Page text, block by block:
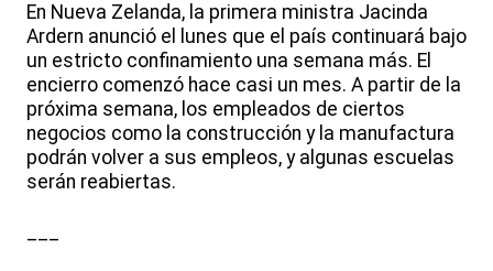
En Nueva Zelanda, la primera ministra Jacinda
Ardern anunció el lunes que el país continuará bajo
un estricto confinamiento una semana más. El
encierro comenzó hace casi un mes. A partir de la
próxima semana, los empleados de ciertos
negocios como la construcción y la manufactura
podrán volver a sus empleos, y algunas escuelas
serán reabiertas.
___